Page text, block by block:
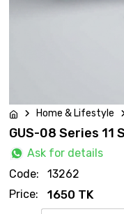
Home & Lifestyle
GUS-08 Series 11
Ask for details
Code:
13262
Price:
1650 TK